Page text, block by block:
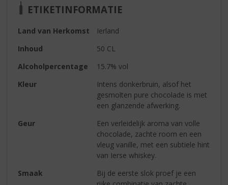
ETIKETINFORMATIE
Land van Herkomst
Ierland
Inhoud
50 CL
Alcoholpercentage
15.7% vol
Kleur
Intens donkerbruin, alsof het
gesmolten pure chocolade is met
een glanzende afwerking.
Geur
Een verleidelijk aroma van volle
chocolade, zachte room en een
vleug vanille, met een subtiele hint
van Ierse whiskey.
Smaak
Bij de eerste slok proef je een